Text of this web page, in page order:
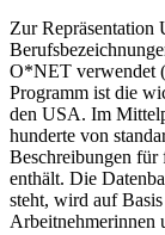
Zur Repräsentation
O*NET verwendet
Programm ist die
den USA. Im
hunderte von
Beschreibungen für
enthält. Die
steht, wird auf
Arbeitnehmerinnen